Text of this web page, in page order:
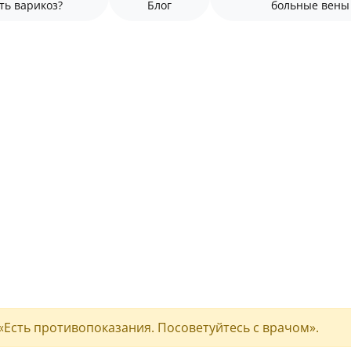
варикоз? Блог больные
противопоказания. Посоветуйтесь с врачом».